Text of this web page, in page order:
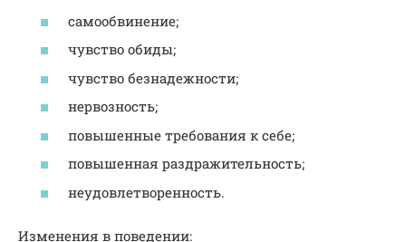
самообвинение;
чувство обиды;
чувство безнадежности;
нервозность;
повышенные требования к себе;
повышенная раздражительность;
неудовлетворенность.
Изменения в поведении: